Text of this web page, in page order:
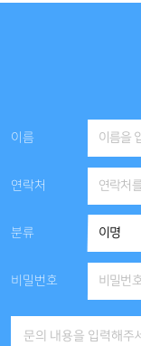
이름
연락처
분류
비밀번호